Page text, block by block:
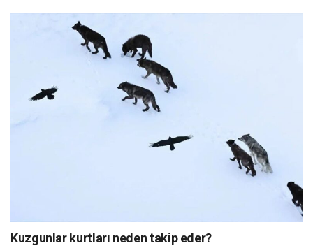
Kuzgunlar kurtları neden takip eder?